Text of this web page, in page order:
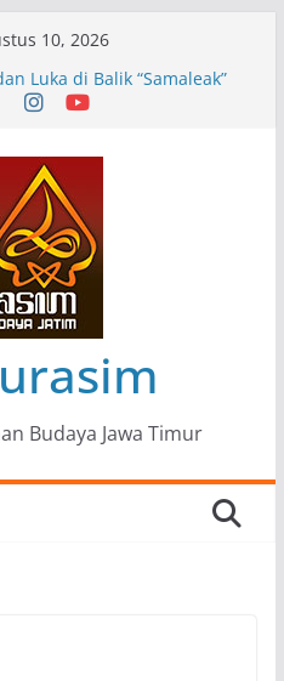
10, 2026
Patria Seni Rupa
“Bergerak” Menjadi Mantra
Luka di Balik “Samaleak”
dan Budaya: Catatan
Bambang Haryo Soekartono
RI ke Taman Budaya Jawa
Karya Agus Koecink
Ungkapan Kritis Tentang
Budaya Jawa Timur